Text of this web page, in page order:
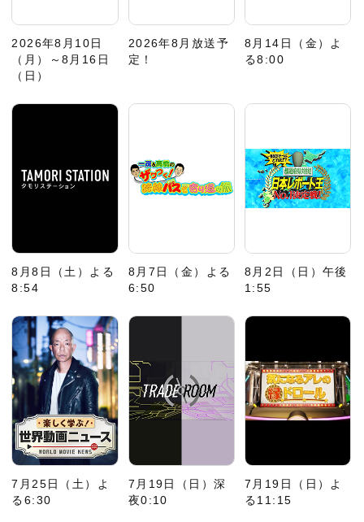
2026年8月10日
（月）～8月16日
（日）
2026年8月放送予
定！
8月14日（金）よ
る8:00
8月8日（土）よる
8:54
8月7日（金）よる
6:50
8月2日（日）午後
1:55
7月25日（土）よ
る6:30
7月19日（日）深
夜0:10
7月19日（日）よ
る11:15